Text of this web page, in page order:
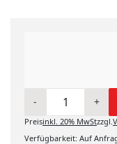
- +
Preisinkl. 20% MwStzzgl.
Verfügbarkeit: Auf